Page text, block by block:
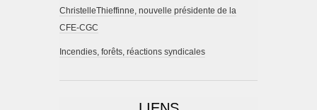
ChristelleThieffinne, nouvelle présidente de la
CFE-CGC
Incendies, forêts, réactions syndicales